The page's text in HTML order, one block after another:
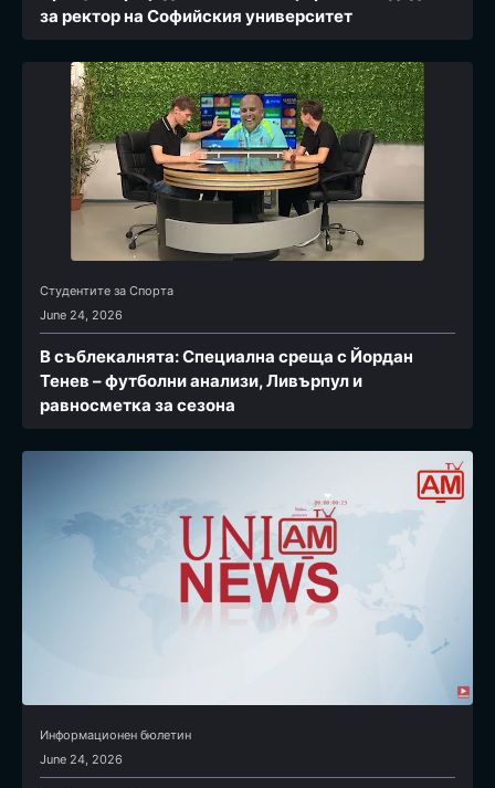
за ректор на Софийския университет
Студентите за Спортa
June 24, 2026
В съблекалнята: Специална среща с Йордан
Тенев – футболни анализи, Ливърпул и
равносметка за сезона
Информационен бюлетин
June 24, 2026